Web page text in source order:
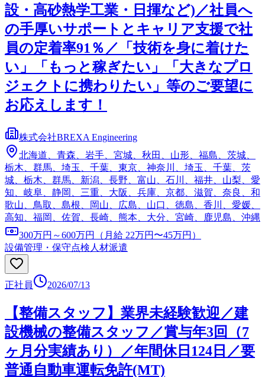
設・高砂熱学工業・日揮など)／社員へ
の手厚いサポートとキャリア支援で社
員の定着率91％／「技術を身に着けた
い」「もっと稼ぎたい」「大きなプロ
ジェクトに携わりたい」等のご要望に
お応えします！
株式会社BREXA Engineering
北海道、青森、岩手、宮城、秋田、山形、福島、茨城、
栃木、群馬、埼玉、千葉、東京、神奈川、埼玉、千葉、茨
城、栃木、群馬、新潟、長野、富山、石川、福井、山梨、愛
知、岐阜、静岡、三重、大阪、兵庫、京都、滋賀、奈良、和
歌山、鳥取、島根、岡山、広島、山口、徳島、香川、愛媛、
高知、福岡、佐賀、長崎、熊本、大分、宮崎、鹿児島、沖縄
300万円～600万円（月給 22万円〜45万円）
設備管理・保守点検 人材派遣
正社員 2026/07/13
【整備スタッフ】業界未経験歓迎／建
設機械の整備スタッフ／賞与年3回（7
ヶ月分実績あり）／年間休日124日／要
普通自動車運転免許(MT)